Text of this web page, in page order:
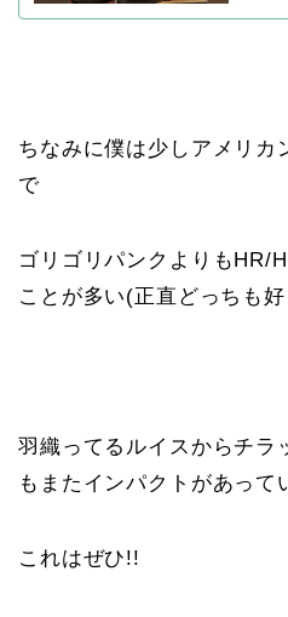
ちなみに僕は少しアメリカ
で
ゴリゴリパンクよりもHR/
ことが多い(正直どっちも
羽織ってるルイスからチラ
もまたインパクトがあって
これはぜひ!!